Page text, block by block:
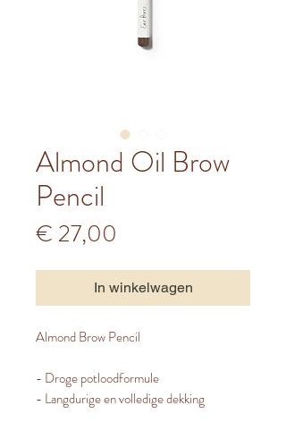
Almond Oil Brow
Pencil
€ 27,00
In winkelwagen
Almond Brow Pencil
- Droge potloodformule
- Langdurige en volledige dekking